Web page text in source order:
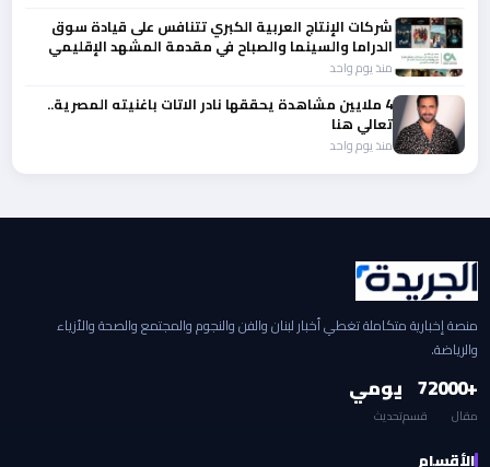
شركات الإنتاج العربية الكبري تتنافس على قيادة سوق
الدراما والسينما والصباح في مقدمة المشهد الإقليمي
منذ يوم واحد
4 ملايين مشاهدة يحققها نادر الاتات باغنيته المصرية..
تعالي هنا
منذ يوم واحد
منصة إخبارية متكاملة تغطي أخبار لبنان والفن والنجوم والمجتمع والصحة والأزياء
والرياضة.
+2000
مقال
7
قسم
يومي
تحديث
الأقسام